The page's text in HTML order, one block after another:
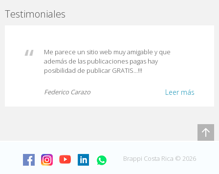
Testimoniales
Me parece un sitio web muy amigable y que
además de las publicaciones pagas hay
posibilidad de publicar GRATIS...!!!
Leer más
Federico Carazo
Brappi Costa Rica © 2026